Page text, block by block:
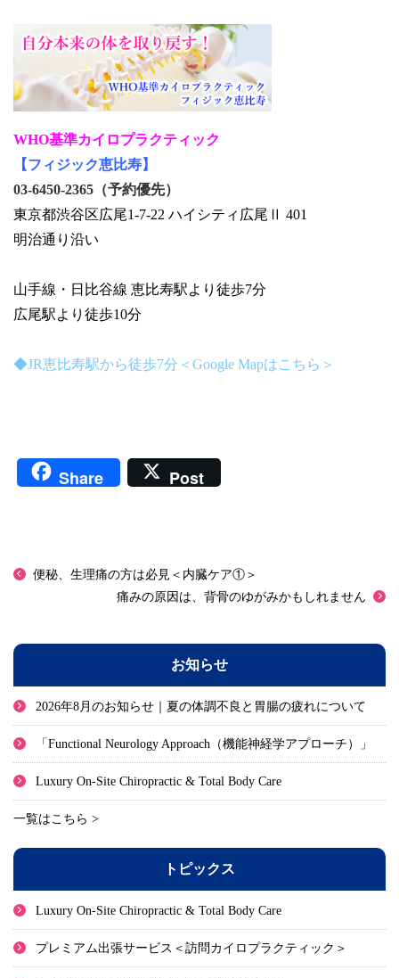
WHO基準カイロプラクティック
【フィジック恵比寿】
03-6450-2365（予約優先）
東京都渋谷区広尾1-7-22 ハイシティ広尾Ⅱ 401
明治通り沿い
山手線・日比谷線 恵比寿駅より徒歩7分
広尾駅より徒歩10分
◆JR恵比寿駅から徒歩7分＜Google Mapはこちら＞
Share Post
便秘、生理痛の方は必見＜内臓ケア①＞
痛みの原因は、背骨のゆがみかもしれません
お知らせ
2026年8月のお知らせ｜夏の体調不良と胃腸の疲れについて
「Functional Neurology Approach（機能神経学アプローチ）」
Luxury On-Site Chiropractic & Total Body Care
一覧はこちら >
トピックス
Luxury On-Site Chiropractic & Total Body Care
プレミアム出張サービス＜訪問カイロプラクティック＞